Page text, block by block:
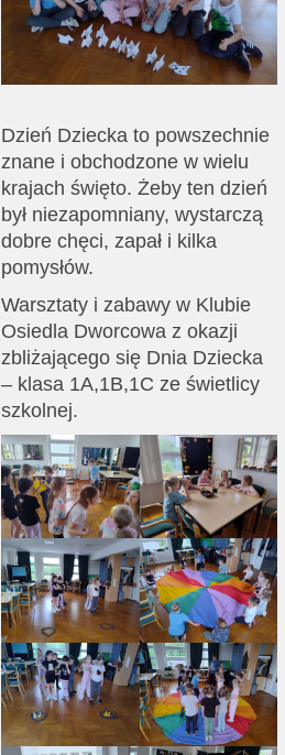
Dzień Dziecka to powszechnie
znane i obchodzone w wielu
krajach święto. Żeby ten dzień
był niezapomniany, wystarczą
dobre chęci, zapał i kilka
pomysłów.
Warsztaty i zabawy w Klubie
Osiedla Dworcowa z okazji
zbliżającego się Dnia Dziecka
– klasa 1A,1B,1C ze świetlicy
szkolnej.